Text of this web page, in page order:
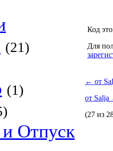
(21)
(1)
Отпуск
Код
Для
← от
от Salja
(27 из